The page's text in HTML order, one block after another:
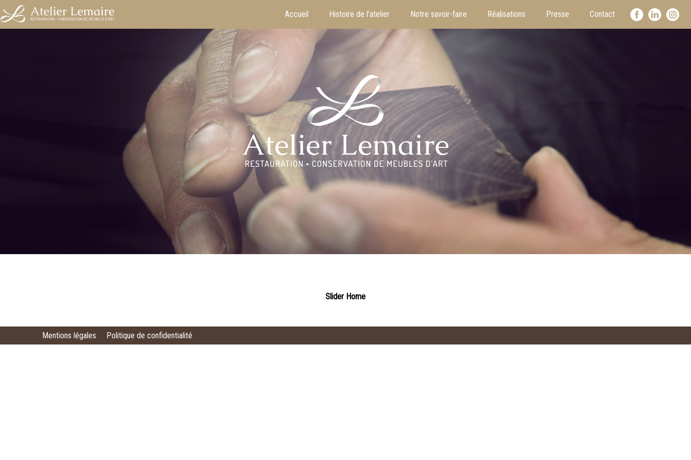
Accueil Histoire de l’atelier Notre savoir-faire Réalisations Presse Contact
Slider Home
Mentions légales Politique de confidentialité